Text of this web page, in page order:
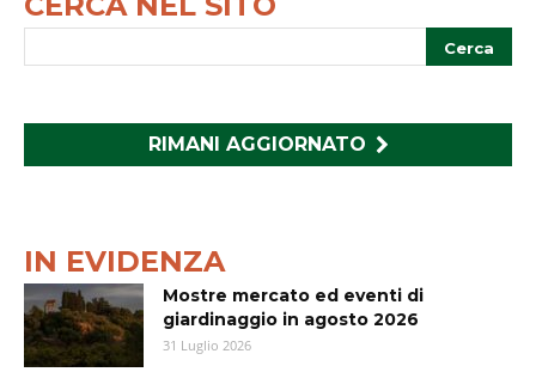
RIMANI AGGIORNATO
IN EVIDENZA
Mostre mercato ed eventi di
giardinaggio in agosto 2026
31 Luglio 2026